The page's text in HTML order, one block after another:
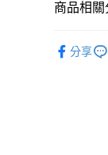
商品相關
分享